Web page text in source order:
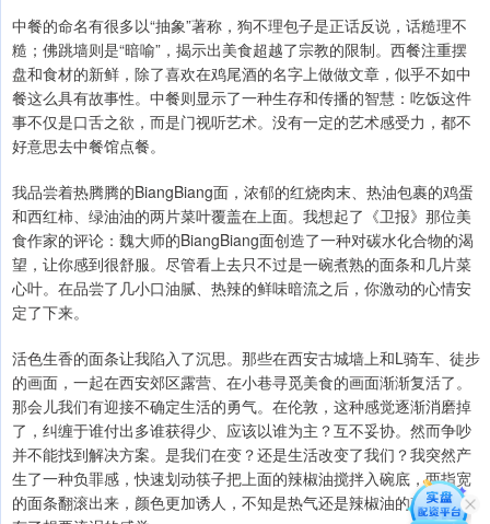
中餐的命名有很多以“抽象”著称，狗不理包子是正话反说，话糙理不
糙；佛跳墙则是“暗喻”，揭示出美食超越了宗教的限制。西餐注重摆
盘和食材的新鲜，除了喜欢在鸡尾酒的名字上做做文章，似乎不如中
餐这么具有故事性。中餐则显示了一种生存和传播的智慧：吃饭这件
事不仅是口舌之欲，而是门视听艺术。没有一定的艺术感受力，都不
好意思去中餐馆点餐。
我品尝着热腾腾的BiangBiang面，浓郁的红烧肉末、热油包裹的鸡蛋
和西红柿、绿油油的两片菜叶覆盖在上面。我想起了《卫报》那位美
食作家的评论：魏大师的BiangBiang面创造了一种对碳水化合物的渴
望，让你感到很舒服。尽管看上去只不过是一碗煮熟的面条和几片菜
心叶。在品尝了几小口油腻、热辣的鲜味暗流之后，你激动的心情安
定了下来。
活色生香的面条让我陷入了沉思。那些在西安古城墙上和L骑车、徒步
的画面，一起在西安郊区露营、在小巷寻觅美食的画面渐渐复活了。
那会儿我们有迎接不确定生活的勇气。在伦敦，这种感觉逐渐消磨掉
了，纠缠于谁付出多谁获得少、应该以谁为主？互不妥协。然而争吵
并不能找到解决方案。是我们在变？还是生活改变了我们？我突然产
生了一种负罪感，快速划动筷子把上面的辣椒油搅拌入碗底，两指宽
的面条翻滚出来，颜色更加诱人，不知是热气还是辣椒油的刺激，我